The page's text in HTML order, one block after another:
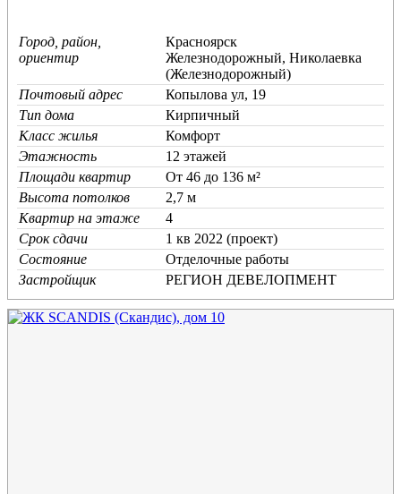
Город, район,
ориентир
Красноярск
Железнодорожный, Николаевка
(Железнодорожный)
Почтовый адрес
Копылова ул, 19
Тип дома
Кирпичный
Класс жилья
Комфорт
Этажность
12 этажей
Площади квартир
От 46 до 136 м²
Высота потолков
2,7 м
Квартир на этаже
4
Срок сдачи
1 кв 2022 (проект)
Состояние
Отделочные работы
Застройщик
РЕГИОН ДЕВЕЛОПМЕНТ